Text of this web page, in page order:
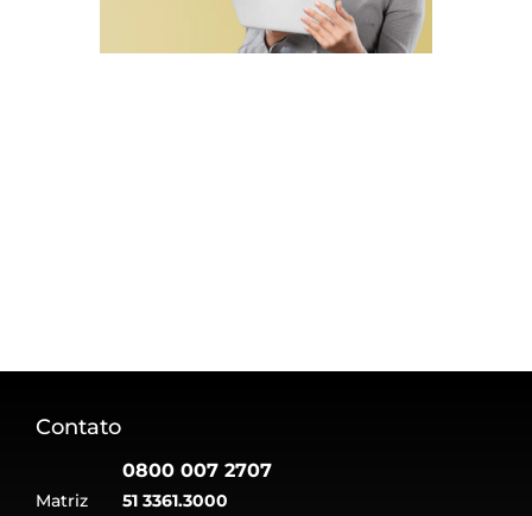
Contato
0800 007 2707
Matriz 51 3361.3000